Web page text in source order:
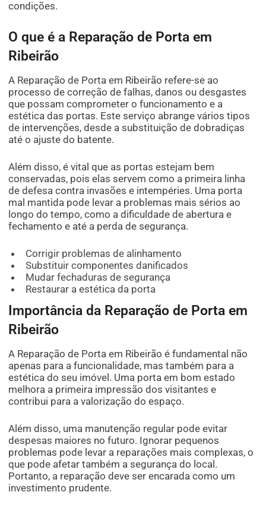
condições.
O que é a Reparação de Porta em
Ribeirão
A Reparação de Porta em Ribeirão refere-se ao
processo de correção de falhas, danos ou desgastes
que possam comprometer o funcionamento e a
estética das portas. Este serviço abrange vários tipos
de intervenções, desde a substituição de dobradiças
até o ajuste do batente.
Além disso, é vital que as portas estejam bem
conservadas, pois elas servem como a primeira linha
de defesa contra invasões e intempéries. Uma porta
mal mantida pode levar a problemas mais sérios ao
longo do tempo, como a dificuldade de abertura e
fechamento e até a perda de segurança.
Corrigir problemas de alinhamento
Substituir componentes danificados
Mudar fechaduras de segurança
Restaurar a estética da porta
Importância da Reparação de Porta em
Ribeirão
A Reparação de Porta em Ribeirão é fundamental não
apenas para a funcionalidade, mas também para a
estética do seu imóvel. Uma porta em bom estado
melhora a primeira impressão dos visitantes e
contribui para a valorização do espaço.
Além disso, uma manutenção regular pode evitar
despesas maiores no futuro. Ignorar pequenos
problemas pode levar a reparações mais complexas, o
que pode afetar também a segurança do local.
Portanto, a reparação deve ser encarada como um
investimento prudente.